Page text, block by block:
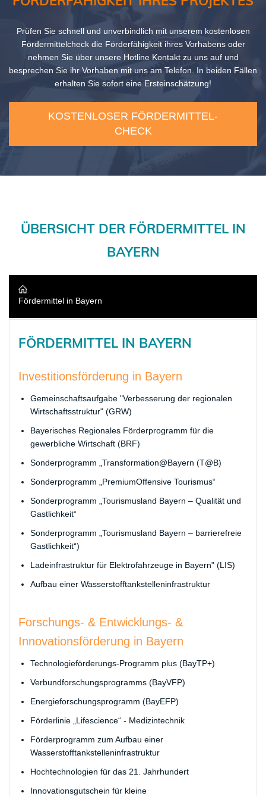
Prüfen Sie schnell und unverbindlich mit unserem kostenlosen
Fördermittelcheck die Förderfähigkeit ihres Vorhabens oder
nehmen Sie über unsere Hotline Kontakt zu uns auf und
besprechen Sie ihr Vorhaben mit uns am Telefon. In beiden Fällen
erhalten Sie sofort eine Ersteinschätzung!
KOSTENLOSER FÖRDERMITTEL-
CHECK
​ÜBERSICHT DER FÖRDERMITTEL IN
BAYERN
Fördermittel in Bayern
​FÖRDERMITTEL IN BAYERN
​Investitionsförderung in Bayern
Gemeinschaftsaufgabe "Verbesserung der regionalen
Wirtschaftsstruktur" (GRW)
Bayerisches Regionales Förderprogramm für die
gewerbliche Wirtschaft (BRF)
Sonderprogramm „Transformation@Bayern (T@B)
Sonderprogramm „PremiumOffensive Tourismus“
Sonderprogramm „Tourismusland Bayern – Qualität und
Gastlichkeit“
Sonderprogramm „Tourismusland Bayern – barrierefreie
Gastlichkeit“)
Ladeinfrastruktur für Elektrofahrzeuge in Bayern" (LIS)
Aufbau einer Wasserstofftankstelleninfrastruktur
​Forschungs- & Entwicklungs- &
Innovationsförderung in Bayern
Technologieförderungs-Programm plus (BayTP+)
Verbundforschungsprogramms (BayVFP)
Energieforschungsprogramm (BayEFP)
Förderlinie „Lifescience“ - Medizintechnik
Förderprogramm zum Aufbau einer
Wasserstofftankstelleninfrastruktur
Hochtechnologien für das 21. Jahrhundert
Innovationsgutschein für kleine